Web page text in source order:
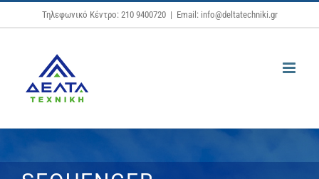
Μετάβαση
στο
Τηλεφωνικό Κέντρο: 210 9400720 | Email: info@deltatechniki.gr